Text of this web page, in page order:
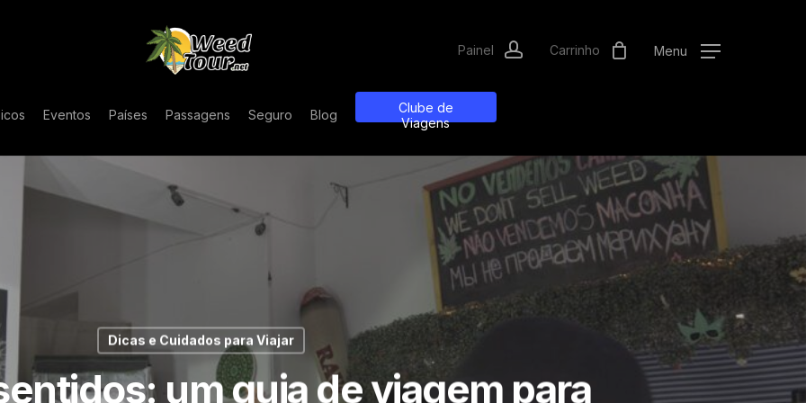
Menu
Eventos Países Passagens Seguro Blog
Clube de
Viagens
Dicas e Cuidados para Viajar
um guia de viagem para